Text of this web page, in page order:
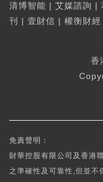
清博智能 | 艾媒諮詢 |
刊
| 壹財信 | 權衡財經
香
免責聲明：
財華控股有限公司及香港
之準確性及可靠性,但並不